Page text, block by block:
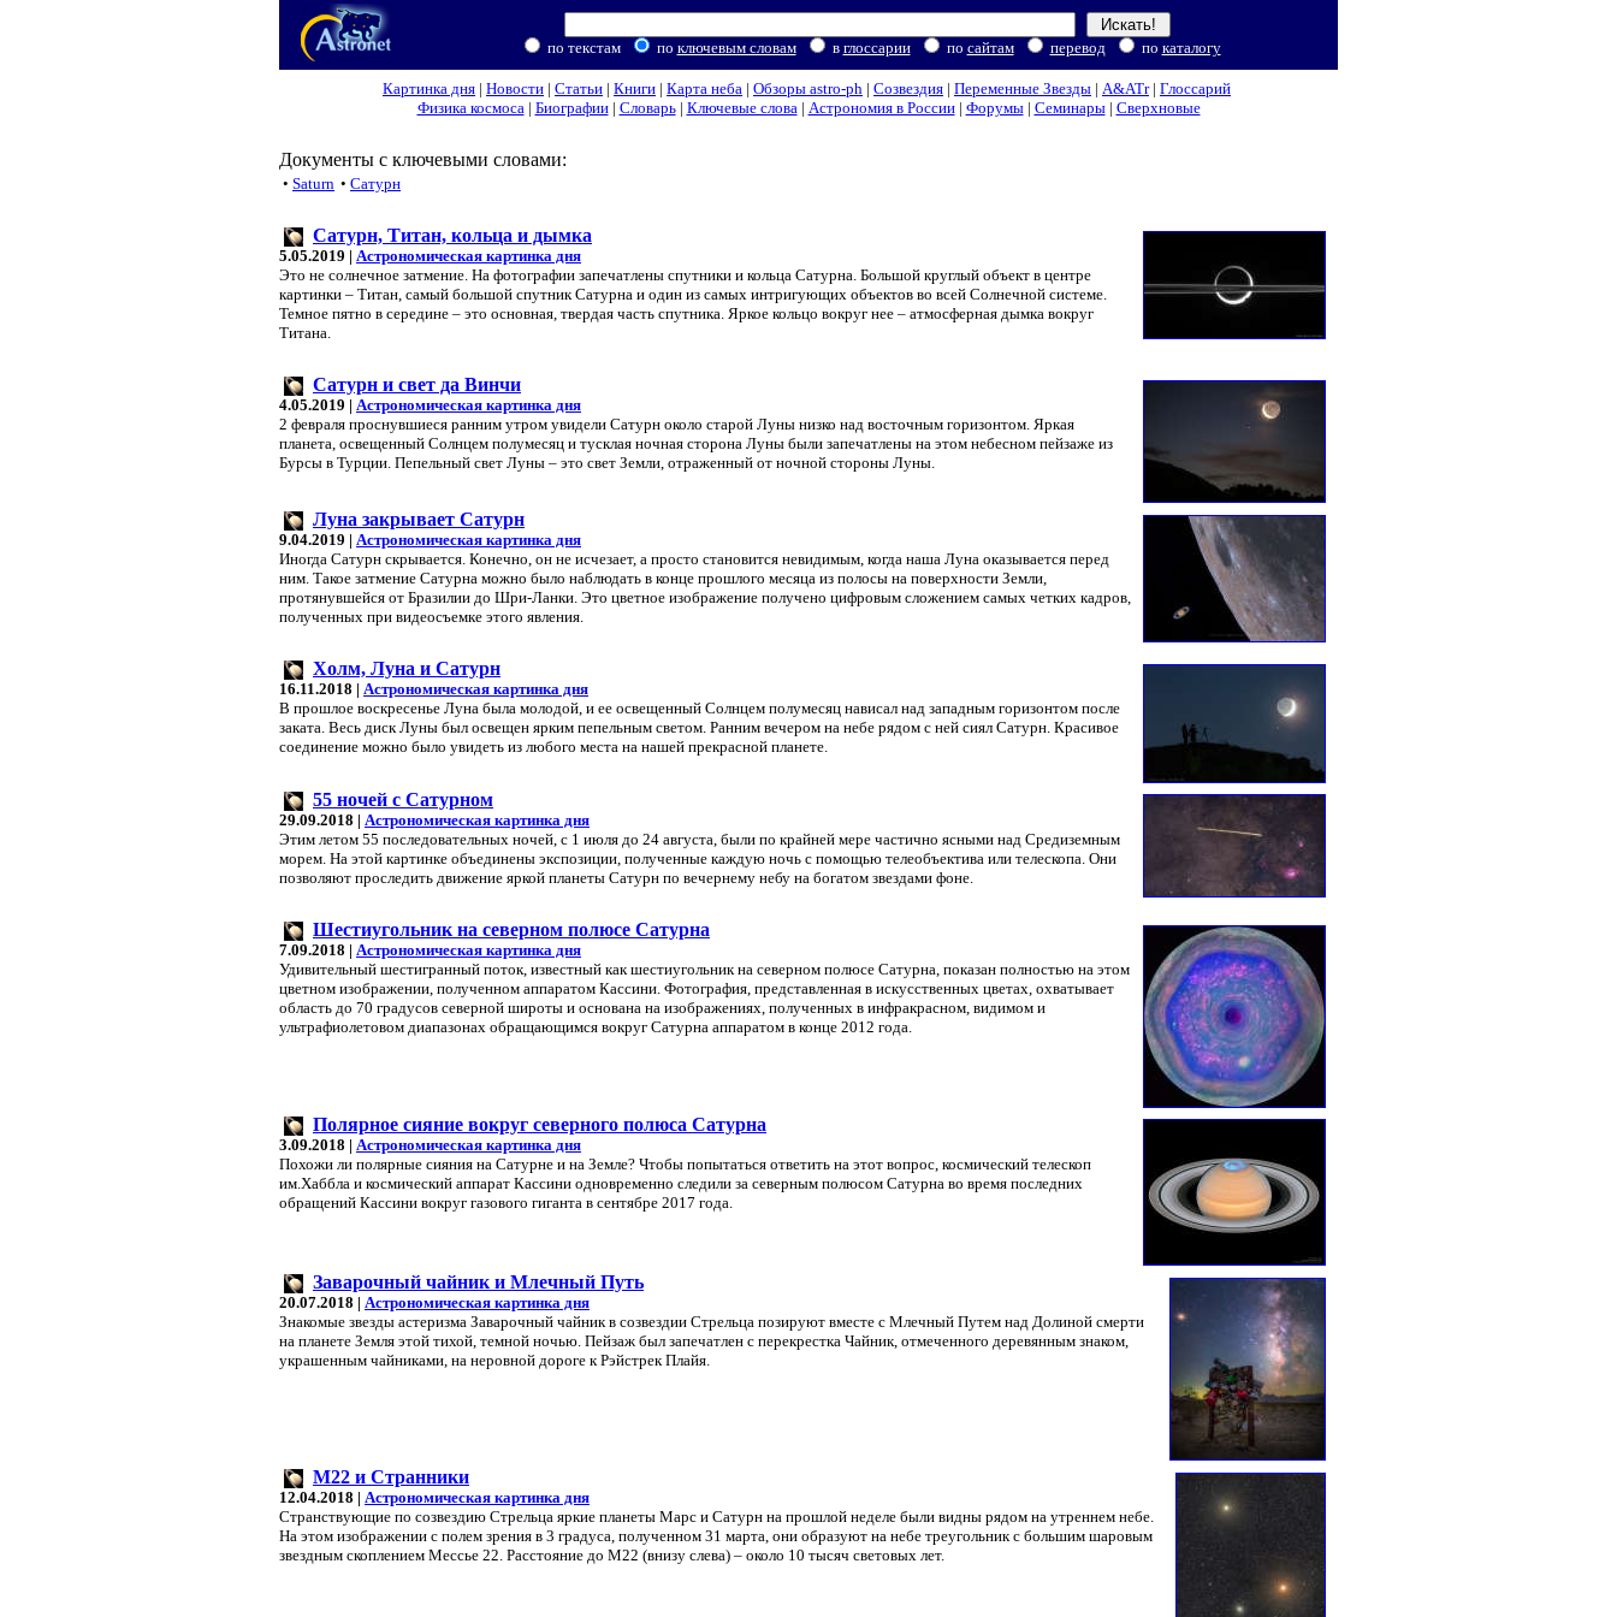
по текстам по ключевым словам в глоссарии по сайтам перевод по каталогу
Картинка дня | Новости | Статьи | Книги | Карта неба | Обзоры astro-ph | Созвездия | Переменные Звезды | A&ATr| Глоссарий
Физика космоса| Биографии| Словарь| Ключевые слова| Астрономия в России| Форумы| Семинары| Сверхновые
Документы с ключевыми словами:
• Saturn • Сатурн
Сатурн, Титан, кольца и дымка
5.05.2019 | Астрономическая картинка дня
Это не солнечное затмение. На фотографии запечатлены спутники и кольца Сатурна. Большой круглый объект в центре
картинки – Титан, самый большой спутник Сатурна и один из самых интригующих объектов во всей Солнечной системе.
Темное пятно в середине – это основная, твердая часть спутника. Яркое кольцо вокруг нее – атмосферная дымка вокруг
Титана.
Сатурн и свет да Винчи
4.05.2019 | Астрономическая картинка дня
2 февраля проснувшиеся ранним утром увидели Сатурн около старой Луны низко над восточным горизонтом. Яркая
планета, освещенный Солнцем полумесяц и тусклая ночная сторона Луны были запечатлены на этом небесном пейзаже из
Бурсы в Турции. Пепельный свет Луны – это свет Земли, отраженный от ночной стороны Луны.
Луна закрывает Сатурн
9.04.2019 | Астрономическая картинка дня
Иногда Сатурн скрывается. Конечно, он не исчезает, а просто становится невидимым, когда наша Луна оказывается перед
ним. Такое затмение Сатурна можно было наблюдать в конце прошлого месяца из полосы на поверхности Земли,
протянувшейся от Бразилии до Шри-Ланки. Это цветное изображение получено цифровым сложением самых четких кадров,
полученных при видеосъемке этого явления.
Холм, Луна и Сатурн
16.11.2018 | Астрономическая картинка дня
В прошлое воскресенье Луна была молодой, и ее освещенный Солнцем полумесяц нависал над западным горизонтом после
заката. Весь диск Луны был освещен ярким пепельным светом. Ранним вечером на небе рядом с ней сиял Сатурн. Красивое
соединение можно было увидеть из любого места на нашей прекрасной планете.
55 ночей с Сатурном
29.09.2018 | Астрономическая картинка дня
Этим летом 55 последовательных ночей, с 1 июля до 24 августа, были по крайней мере частично ясными над Средиземным
морем. На этой картинке объединены экспозиции, полученные каждую ночь с помощью телеобъектива или телескопа. Они
позволяют проследить движение яркой планеты Сатурн по вечернему небу на богатом звездами фоне.
Шестиугольник на северном полюсе Сатурна
7.09.2018 | Астрономическая картинка дня
Удивительный шестигранный поток, известный как шестиугольник на северном полюсе Сатурна, показан полностью на этом
цветном изображении, полученном аппаратом Кассини. Фотография, представленная в искусственных цветах, охватывает
область до 70 градусов северной широты и основана на изображениях, полученных в инфракрасном, видимом и
ультрафиолетовом диапазонах обращающимся вокруг Сатурна аппаратом в конце 2012 года.
Полярное сияние вокруг северного полюса Сатурна
3.09.2018 | Астрономическая картинка дня
Похожи ли полярные сияния на Сатурне и на Земле? Чтобы попытаться ответить на этот вопрос, космический телескоп
им.Хаббла и космический аппарат Кассини одновременно следили за северным полюсом Сатурна во время последних
обращений Кассини вокруг газового гиганта в сентябре 2017 года.
Заварочный чайник и Млечный Путь
20.07.2018 | Астрономическая картинка дня
Знакомые звезды астеризма Заварочный чайник в созвездии Стрельца позируют вместе с Млечный Путем над Долиной смерти
на планете Земля этой тихой, темной ночью. Пейзаж был запечатлен с перекрестка Чайник, отмеченного деревянным знаком,
украшенным чайниками, на неровной дороге к Рэйстрек Плайя.
M22 и Странники
12.04.2018 | Астрономическая картинка дня
Странствующие по созвездию Стрельца яркие планеты Марс и Сатурн на прошлой неделе были видны рядом на утреннем небе.
На этом изображении с полем зрения в 3 градуса, полученном 31 марта, они образуют на небе треугольник с большим шаровым
звездным скоплением Мессье 22. Расстояние до M22 (внизу слева) – около 10 тысяч световых лет.